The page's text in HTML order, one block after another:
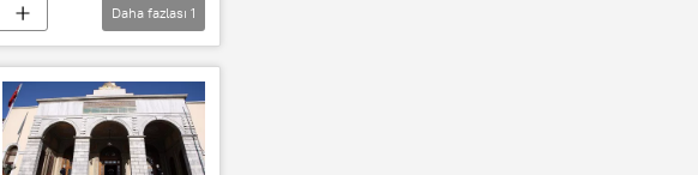
Daha fazlası 1